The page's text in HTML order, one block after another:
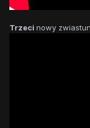
Trzeci nowy